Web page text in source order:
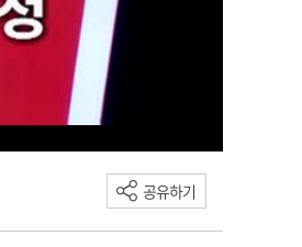
공유하기